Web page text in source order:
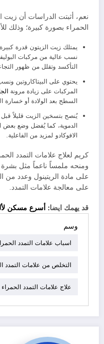
نعم، أثبتت الدراسات أن
الحمراء بصورة كبيرة؛ وذلك
يمتلك زيت الزيتون قدرة
نسب عالية من مركبات
التأكسد وتقلل من ظهور
يحتوي على البيتاكاروتين
المركبات على زيادة مرونة
السطح بعد الولادة أو خسارة
يُنصح بتسخين الزيت قليلاً
الدموية، كما يُفضل وضع بعض
الافوكادو لمزيد من الفاعلية.
كريم لعلاج علامات التمدد
ومنحه ملمساً ناعماً مثل
على مادة الريتينول وعدد من
على معالجة علامات التمدد.
قد يهمك ايضا: أسرع مسكن
وسم
اسباب علامات التمدد
التخلص من علامات التمدد
علاج علامات التمدد الحمراء